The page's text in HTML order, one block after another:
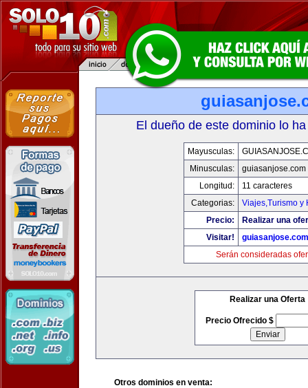
El dueño de este dominio lo
Mayusculas:
Minusculas:
guiasanjose.com
Longitud:
11 caracteres
Categorias:
Viajes,Turismo y
Precio:
Realizar una
Visitar!
guiasanjose.com
Serán consideradas
Realizar una Oferta
Precio Ofrecido $
Otros dominios en venta: